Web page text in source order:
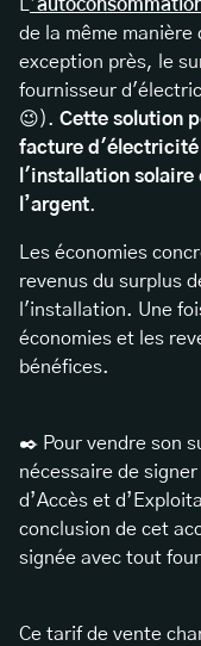
L
de la même
exception près, le
fournisseur
😉). Cette solution
facture d'électricité
l'installation solaire
l’argent.
Les économies
revenus du surplus
l'installation. Une
économies et les
bénéfices.
✒️ Pour vendre son
nécessaire de
d’Accès et
conclusion de cet
signée avec tout
Ce tarif de vente